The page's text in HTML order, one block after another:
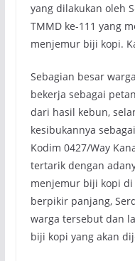
yang dilakukan oleh
TMMD ke-111 yang
menjemur biji kopi.
Sebagian besar
bekerja sebagai
dari hasil kebun,
kesibukannya
Kodim 0427/Way
tertarik dengan
menjemur biji kopi
berpikir panjang,
warga tersebut dan
biji kopi yang akan